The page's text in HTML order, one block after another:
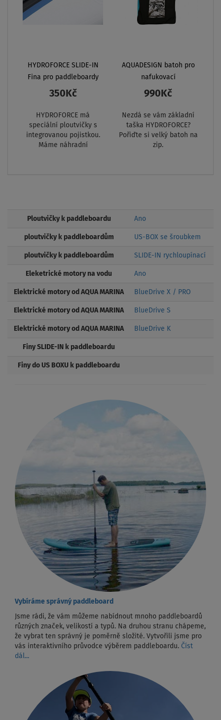
HYDROFORCE SLIDE-IN
Fina pro paddleboardy
350Kč
HYDROFORCE má
speciální ploutvičky s
integrovanou pojistkou.
Máme náhradní
AQUADESIGN batoh pro
nafukovací
paddleboard
990Kč
Nezdá se vám základní
taška HYDROFORCE?
Pořiďte si velký batoh na
zip.
Ploutvičky k paddleboardu Ano
ploutvičky k paddleboardům US-BOX se šroubkem
ploutvičky k paddleboardům SLIDE-IN rychloupínací
Eleketrické motory na vodu Ano
Elektrické motory od AQUA MARINA BlueDrive X / PRO
Elektrické motory od AQUA MARINA BlueDrive S
Elektrické motory od AQUA MARINA BlueDrive K
Finy SLIDE-IN k paddleboardu
Finy do US BOXU k paddleboardu
Vybíráme správný paddleboard
Jsme rádi, že vám můžeme nabídnout mnoho paddleboardů
různých značek, velikostí a typů. Na druhou stranu chápeme,
že vybrat ten správný je poměrně složité. Vytvořili jsme pro
vás interaktivního průvodce výběrem paddleboardu. Číst
dál...